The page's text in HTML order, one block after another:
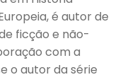
é autor de
ficção e não-
com a
o autor da série